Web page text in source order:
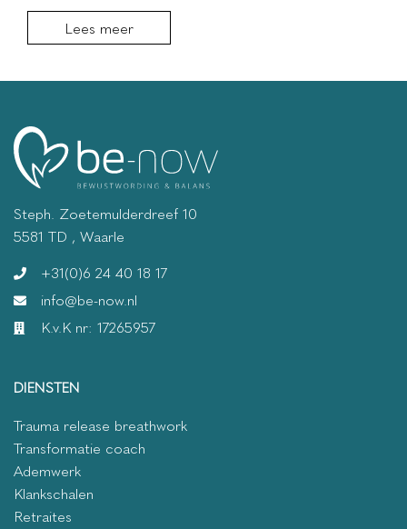
Lees meer
Steph. Zoetemulderdreef 10
5581 TD , Waarle
+31(0)6 24 40 18 17
info@be-now.nl
K.v.K nr: 17265957
DIENSTEN
Trauma release breathwork
Transformatie coach
Ademwerk
Klankschalen
Retraites